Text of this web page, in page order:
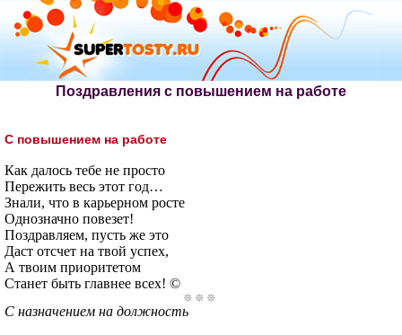
Поздравления с повышением на работе
С повышением на работе
Как далось тебе не просто
Пережить весь этот год…
Знали, что в карьерном росте
Однозначно повезет!
Поздравляем, пусть же это
Даст отсчет на твой успех,
А твоим приоритетом
Станет быть главнее всех! ©
С назначением на должность